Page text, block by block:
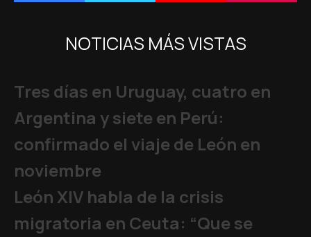
NOTICIAS MÁS VISTAS
Tres días en Uruguay, cuatro en
Argentina y siete en Perú:
confirmado el viaje de León en
noviembre
León XIV habla de la crisis
migratoria en Ceuta: “Que se